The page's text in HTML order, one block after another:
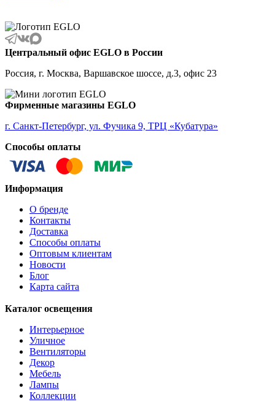
Центральный офис EGLO в России
Россия, г. Москва, Варшавское шоссе, д.3, офис 23
Фирменные магазины EGLO
г. Санкт-Петербург, ул. Фучика 9, ТРЦ «Кубатура»
Способы оплаты
Информация
О бренде
Контакты
Доставка
Способы оплаты
Оптовым клиентам
Новости
Блог
Карта сайта
Каталог освещения
Интерьерное
Уличное
Вентиляторы
Декор
Мебель
Лампы
Коллекции